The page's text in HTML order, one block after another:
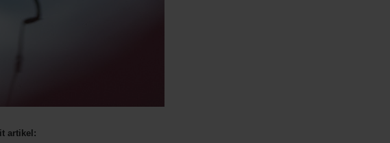
artikel: